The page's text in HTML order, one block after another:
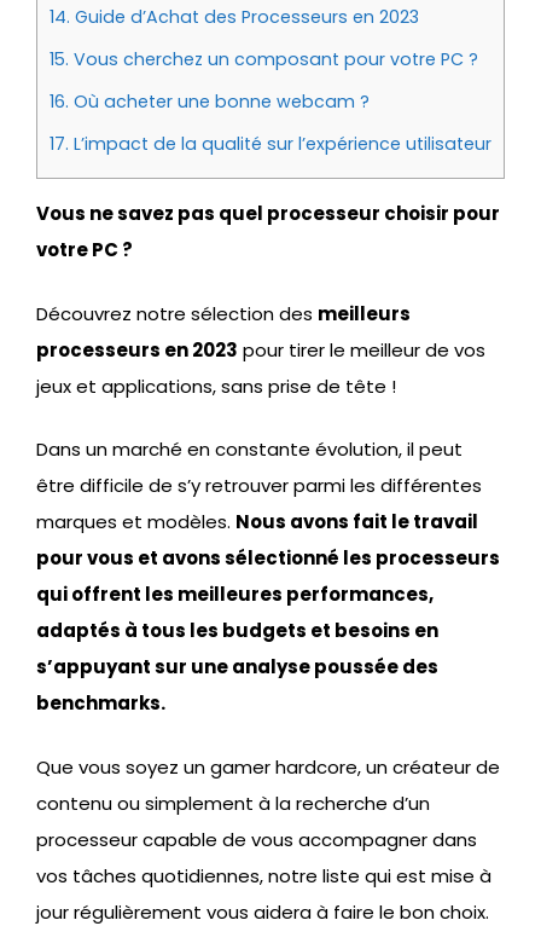
14. Guide d’Achat des Processeurs en 2023
15. Vous cherchez un composant pour votre PC ?
16. Où acheter une bonne webcam ?
17. L’impact de la qualité sur l’expérience utilisateur
Vous ne savez pas quel processeur choisir pour
votre PC ?
Découvrez notre sélection des meilleurs
processeurs en 2023 pour tirer le meilleur de vos
jeux et applications, sans prise de tête !
Dans un marché en constante évolution, il peut
être difficile de s’y retrouver parmi les différentes
marques et modèles. Nous avons fait le travail
pour vous et avons sélectionné les processeurs
qui offrent les meilleures performances,
adaptés à tous les budgets et besoins en
s’appuyant sur une analyse poussée des
benchmarks.
Que vous soyez un gamer hardcore, un créateur de
contenu ou simplement à la recherche d’un
processeur capable de vous accompagner dans
vos tâches quotidiennes, notre liste qui est mise à
jour régulièrement vous aidera à faire le bon choix.